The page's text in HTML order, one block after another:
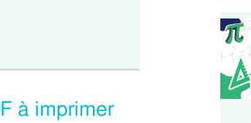
à imprimer